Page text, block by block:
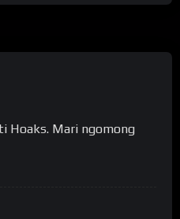
Hoaks. Mari ngomong